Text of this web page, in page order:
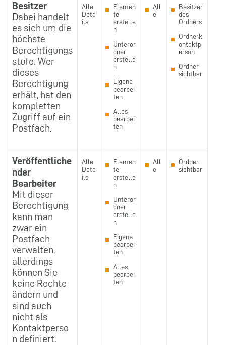
Besitzer
Dabei handelt
es sich um die
höchste
Berechtigungs
stufe. Wer
dieses
Berechtigung
erhält, hat den
kompletten
Zugriff auf ein
Postfach.
Alle
Deta
ils
Elemen
te
erstelle
n
Unteror
dner
erstelle
n
Eigene
bearbei
ten
Alles
bearbei
ten
All
e
Besitzer
des
Ordners
Ordnerk
ontaktp
erson
Ordner
sichtbar
Veröffentliche
nder
Bearbeiter
Mit dieser
Berechtigung
kann man
zwar ein
Postfach
verwalten,
allerdings
können Sie
keine Rechte
ändern und
sind auch
nicht als
Kontaktperso
n definiert.
Alle
Deta
ils
Elemen
te
erstelle
n
Unteror
dner
erstelle
n
Eigene
bearbei
ten
Alles
bearbei
ten
All
e
Ordner
sichtbar